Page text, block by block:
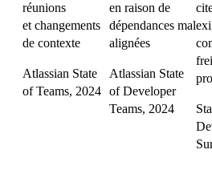
réunions
et changements
de contexte
Atlassian State
of Teams, 2024
en raison de
dépendances mal
alignées
Atlassian State
of Developer
Teams, 2024